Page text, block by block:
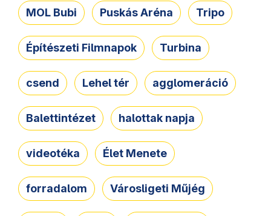
MOL Bubi Puskás Aréna Tripo
Építészeti Filmnapok Turbina
csend Lehel tér agglomeráció
Balettintézet halottak napja
videotéka Élet Menete
forradalom Városligeti Műjég